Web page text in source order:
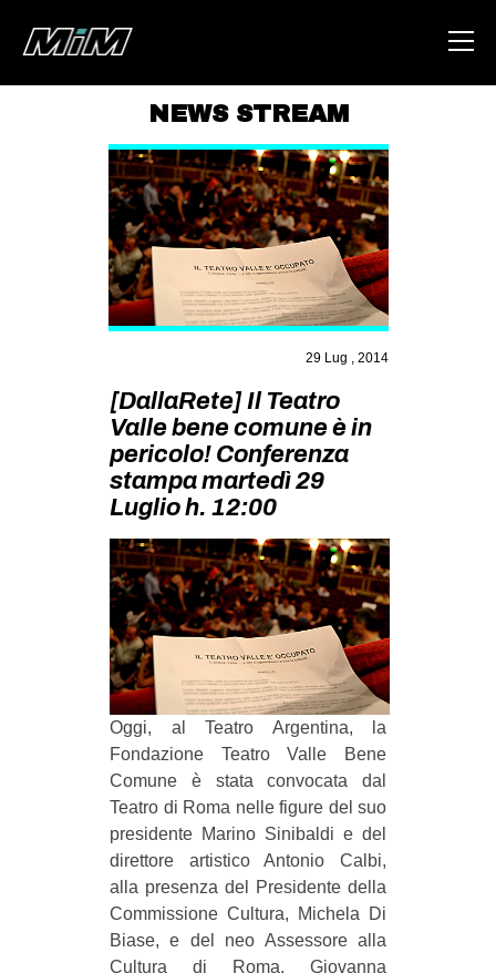
ABOUT
AREA
DEGENERAZIONE
GAZA FREESTYLE
CSOA LAMBRETTA
MSM
STUDENTI TSUNAMI
ZAM
MILANO
MOBILITAZIONI
SPAZI
SPORT POPOLARE
MOVIMENTI
AMBIENTE
ANTIFASCISMO
DIRITTO ALL’ABITARE
GENERI
MIGRAZIONI
PRECARIATO
REPRESSIONE
STUDENTI
NEWS STREAM
29 Lug , 2014
[DallaRete] Il Teatro
Valle bene comune è in
pericolo! Conferenza
stampa martedì 29
Luglio h. 12:00
Oggi, al Teatro Argentina, la
Fondazione Teatro Valle Bene
Comune è stata convocata dal
Teatro di Roma nelle figure del suo
presidente Marino Sinibaldi e del
direttore artistico Antonio Calbi,
alla presenza del Presidente della
Commissione Cultura, Michela Di
Biase, e del neo Assessore alla
Cultura di Roma, Giovanna